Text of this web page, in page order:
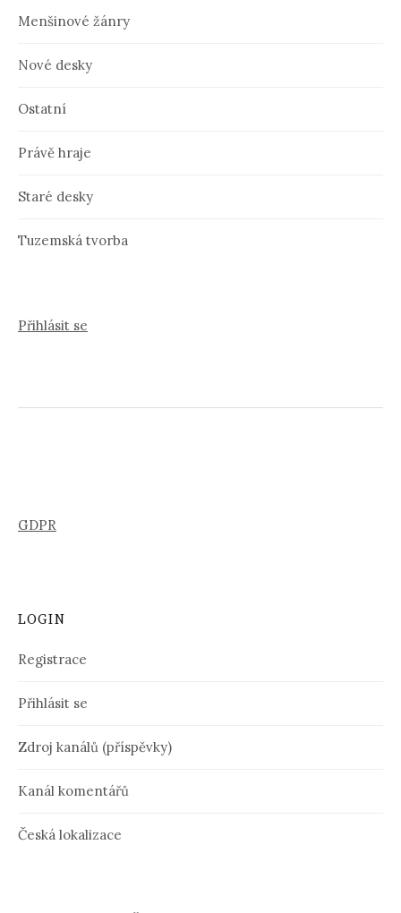
Menšinové žánry
Nové desky
Ostatní
Právě hraje
Staré desky
Tuzemská tvorba
Přihlásit se
GDPR
LOGIN
Registrace
Přihlásit se
Zdroj kanálů (příspěvky)
Kanál komentářů
Česká lokalizace